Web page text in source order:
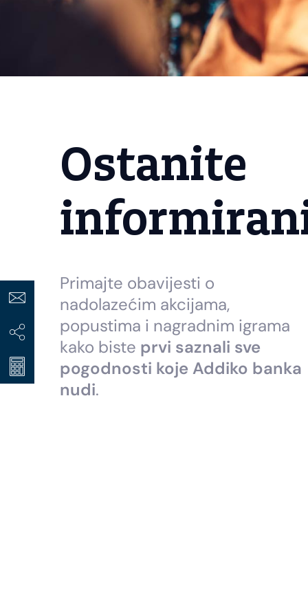
Ostanite
Primajte obavijesti o
nadolazećim akcijama,
popustima i nagradnim igrama
kako biste prvi saznali sve
pogodnosti koje Addiko banka
nudi.